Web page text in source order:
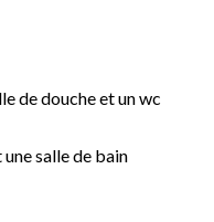
de douche et un wc
salle de bain